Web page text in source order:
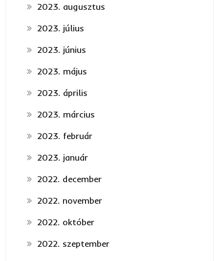
2023. augusztus
2023. július
2023. június
2023. május
2023. április
2023. március
2023. február
2023. január
2022. december
2022. november
2022. október
2022. szeptember